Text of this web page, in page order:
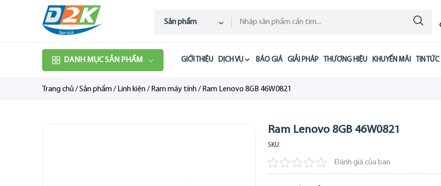
Sản phẩm
DANH MỤC SẢN PHẨM GIỚI THIỆU DỊCH VỤ BÁO GIÁ GIẢI PHÁP THƯƠNG HIỆU KHUYẾN MÃI TIN TỨC
Trang chủ/Sản phẩm/ Linh kiện/ Ram máy tính/ Ram Lenovo 8GB 46W0821
Ram Lenovo 8GB 46W0821
SKU:
Đánh giá của bạn